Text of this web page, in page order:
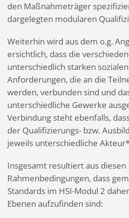
den Maßnahmeträger
dargelegten modularen
Weiterhin wird aus dem o.g.
ersichtlich, dass die
unterschiedlich starken
Anforderungen, die an die
werden, verbunden sind und
unterschiedliche Gewerke
Verbindung steht ebenfalls,
der Qualifizierungs- bzw.
jeweils unterschiedliche
Insgesamt resultiert aus diesen
Rahmenbedingungen, dass
Standards im HSI-Modul 2
Ebenen aufzufinden sind: